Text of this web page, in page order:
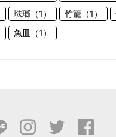
琺瑯（1） 竹籠（1）
魚皿（1）